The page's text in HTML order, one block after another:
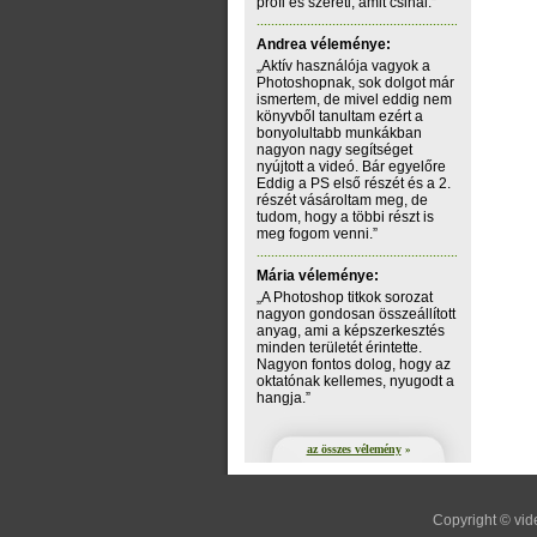
Andrea véleménye:
„Aktív használója vagyok a
Photoshopnak, sok dolgot már
ismertem, de mivel eddig nem
könyvből tanultam ezért a
bonyolultabb munkákban
nagyon nagy segítséget
nyújtott a videó. Bár egyelőre
Eddig a PS első részét és a 2.
részét vásároltam meg, de
tudom, hogy a többi részt is
meg fogom venni.”
Mária véleménye:
„A Photoshop titkok sorozat
nagyon gondosan összeállított
anyag, ami a képszerkesztés
minden területét érintette.
Nagyon fontos dolog, hogy az
oktatónak kellemes, nyugodt a
hangja.”
az összes vélemény »
Copyright ©